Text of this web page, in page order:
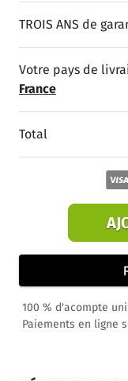
TROIS ANS de
Votre pays de
France
Total
100 % d'acompte
Paiements en ligne